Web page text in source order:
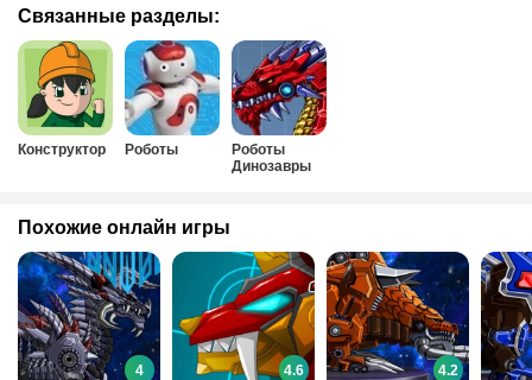
Связанные разделы:
Конструктор Роботы
Роботы
Динозавры
Похожие онлайн игры
4 4.6 4.2